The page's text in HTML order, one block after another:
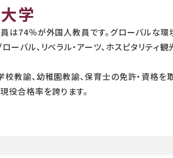
学
は74％が外国人教員です。グローバルな環
ーバル、リベラル・アーツ、ホスピタリティ
校教諭、幼稚園教諭、保育士の免許・資格
役合格率を誇ります。